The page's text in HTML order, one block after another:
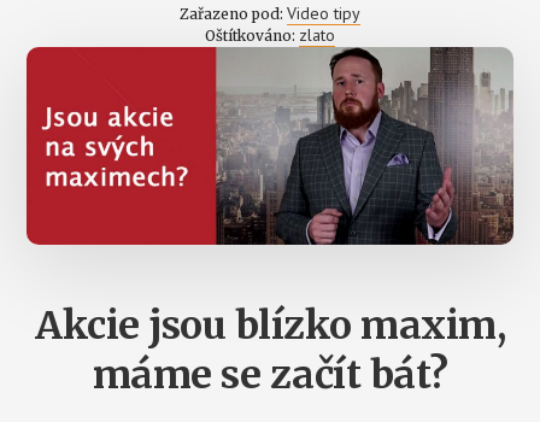
Zařazeno pod: Video tipy
Oštítkováno: zlato
Akcie jsou blízko maxim,
máme se začít bát?